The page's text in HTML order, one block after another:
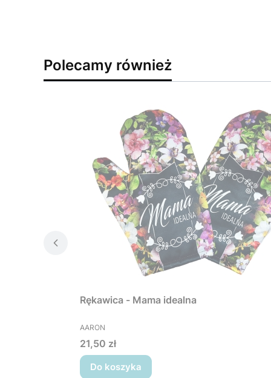
Polecamy również
Rękawica - Mama idealna
PRODUCENT
AARON
Cena
21,50 zł
Do koszyka